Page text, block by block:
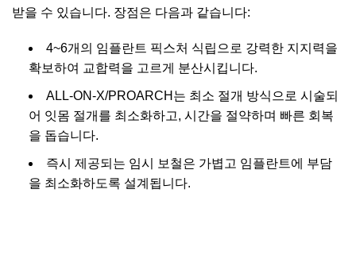
받을 수 있습니다. 장점은 다음과 같습니다:
4~6개의 임플란트 픽스처 식립으로 강력한 지지력을
확보하여 교합력을 고르게 분산시킵니다.
ALL-ON-X/PROARCH는 최소 절개 방식으로 시술되
어 잇몸 절개를 최소화하고, 시간을 절약하며 빠른 회복
을 돕습니다.
즉시 제공되는 임시 보철은 가볍고 임플란트에 부담
을 최소화하도록 설계됩니다.